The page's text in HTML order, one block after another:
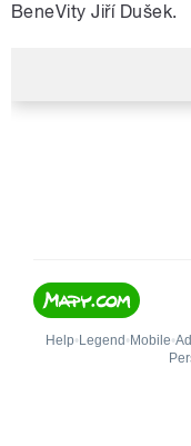
BeneVity Jiří Dušek.